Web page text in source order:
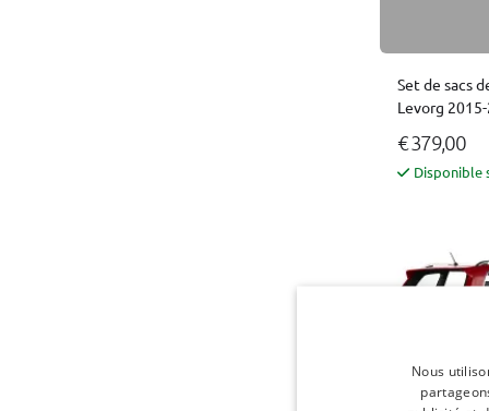
Set de sacs
Levorg
€ 379,00
Disponible
Nous